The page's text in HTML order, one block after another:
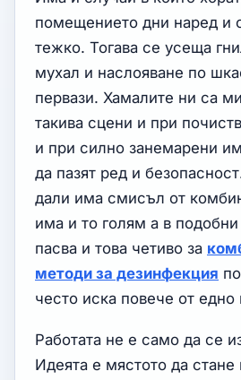
помещението дни наред и
тежко. Тогава се усеща
мухал и наслояване по
первази. Хамалите ни са
такива сцени и при
и при силно занемарени
да пазят ред и
дали има смисъл от
има и то голям а в
пасва и това четиво за
методи за дезинфекция
често иска повече от едно
Работата не е само да се
Идеята е мястото да стане